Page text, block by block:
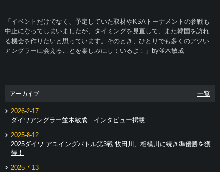
「イベントだけでなく、予定していた取材やKSAトーナメントの参戦も
中止になってしまいましたが、タイミングを見直して、また韓国を訪れ
る機会を作りたいと思っています。そのとき、ひとりでも多くのアツい
アングラーに会えることを楽しみにしているよ！」by並木敏成
アーカイブ 一覧
2026-2-17
ダイワアングラー並木敏成 インタビュー掲載
2025-8-12
2025ダイワ アユイングバトル第3戦 牧田川、相模川に続き準優勝を獲
得！
2025-7-13